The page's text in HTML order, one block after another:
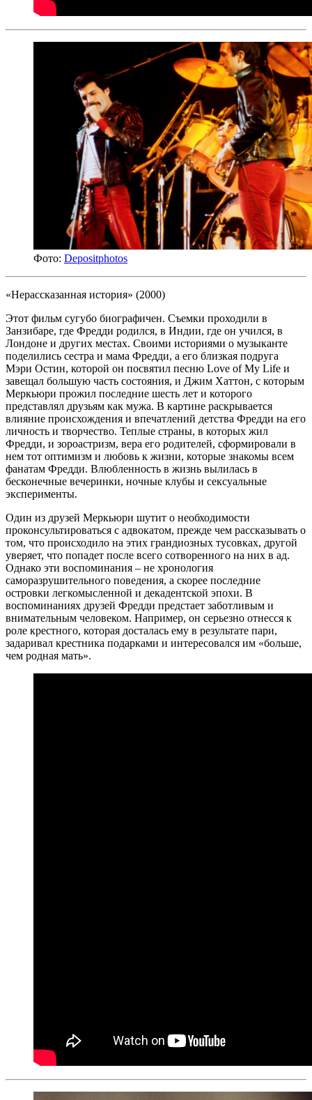
Фото: Depositphotos
«Нерассказанная история» (2000)
Этот фильм сугубо биографичен. Съемки проходили в
Занзибаре, где Фредди родился, в Индии, где он учился, в
Лондоне и других местах. Своими историями о музыканте
поделились сестра и мама Фредди, а его близкая подруга
Мэри Остин, которой он посвятил песню Love of My Life и
завещал большую часть состояния, и Джим Хаттон, с которым
Меркьюри прожил последние шесть лет и которого
представлял друзьям как мужа. В картине раскрывается
влияние происхождения и впечатлений детства Фредди на его
личность и творчество. Теплые страны, в которых жил
Фредди, и зороастризм, вера его родителей, сформировали в
нем тот оптимизм и любовь к жизни, которые знакомы всем
фанатам Фредди. Влюбленность в жизнь вылилась в
бесконечные вечеринки, ночные клубы и сексуальные
эксперименты.
Один из друзей Меркьюри шутит о необходимости
проконсультироваться с адвокатом, прежде чем рассказывать о
том, что происходило на этих грандиозных тусовках, другой
уверяет, что попадет после всего сотворенного на них в ад.
Однако эти воспоминания – не хронология
саморазрушительного поведения, а скорее последние
островки легкомысленной и декадентской эпохи. В
воспоминаниях друзей Фредди предстает заботливым и
внимательным человеком. Например, он серьезно отнесся к
роле крестного, которая досталась ему в результате пари,
задаривал крестника подарками и интересовался им «больше,
чем родная мать».